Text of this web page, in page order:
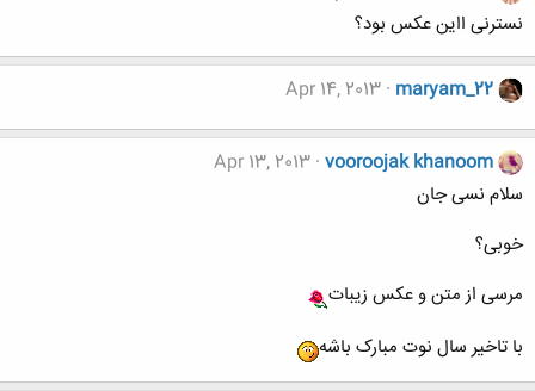
نسترنی ااین عکس بود؟
maryam_22
Apr 14, 2013
vooroojak khanoom
Apr 13, 2013
سلام نسی جان
خوبی؟
مرسی از متن و عکس زیبات
با تاخیر سال نوت مبارک باشه